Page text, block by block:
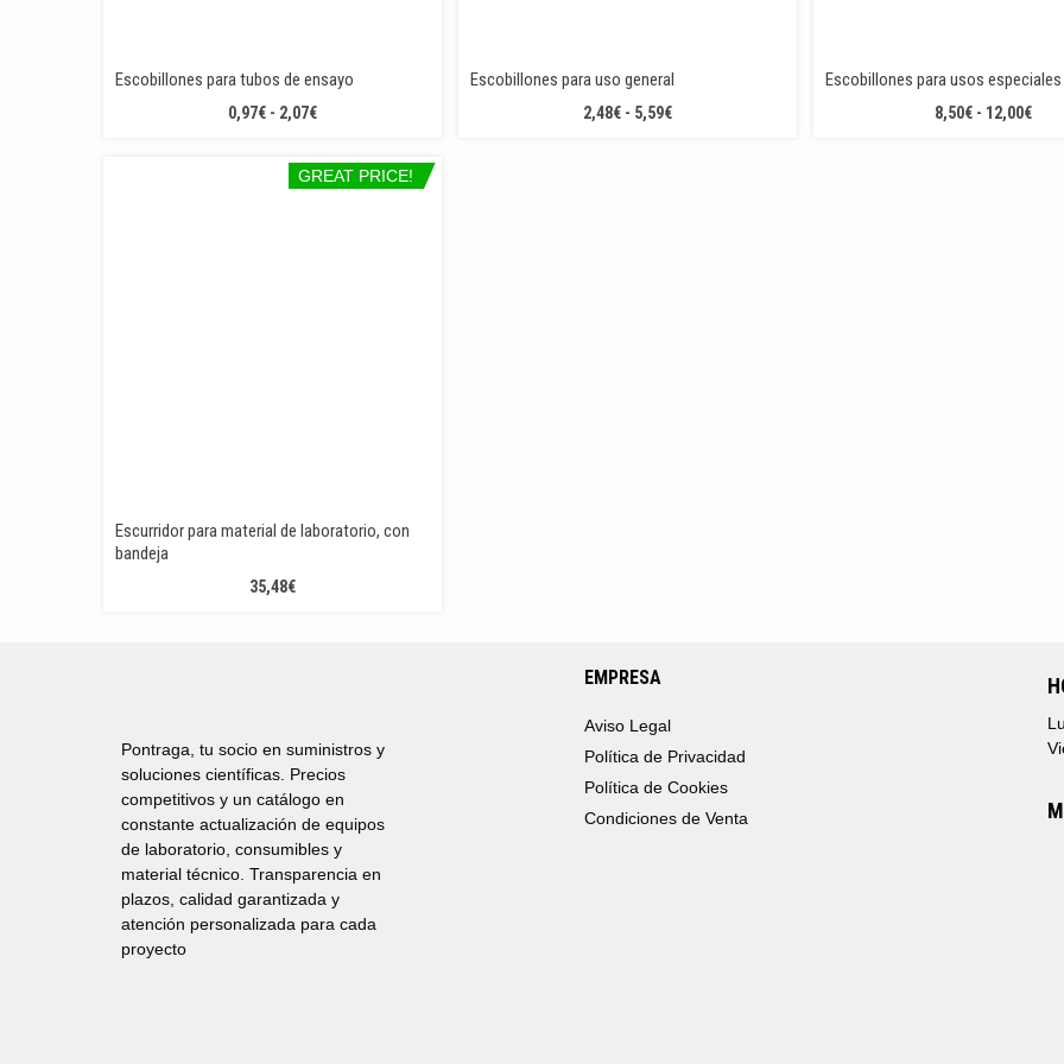
Escobillones para tubos de ensayo
0,97€ - 2,07€RANGO
PRECIOS:
DESDE
Escobillones para uso general
2,48€ - 5,59€RANGO
Escobillones para usos especiales
8,50€ - 12,00€
GREAT PRICE!
Escurridor para material de laboratorio, con
bandeja
35,48€
Pontraga, tu socio en suministros y
soluciones científicas. Precios
competitivos y un catálogo en
constante actualización de equipos
de laboratorio, consumibles y
material técnico. Transparencia en
plazos, calidad garantizada y
atención personalizada para cada
proyecto
EMPRESA
Aviso Legal
Política de Privacidad
Política de Cookies
Condiciones de Venta